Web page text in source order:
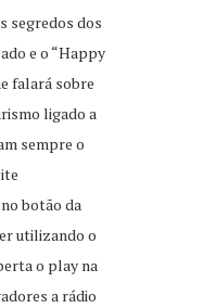
segredos dos
e o “Happy
falará sobre
ligado a
sempre o
botão da
utilizando o
o play na
a rádio